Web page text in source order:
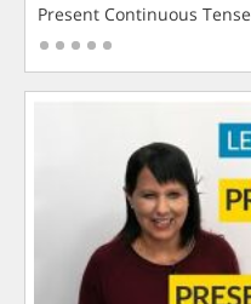
Present Continuous Tense